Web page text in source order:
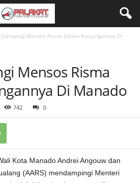
Dampingi Mensos Risma Dalam Kunjungannya Di
Mensos Risma
Di Manado
742 0
Kota Manado Andrei Angouw dan
(AARS) mendampingi Menteri